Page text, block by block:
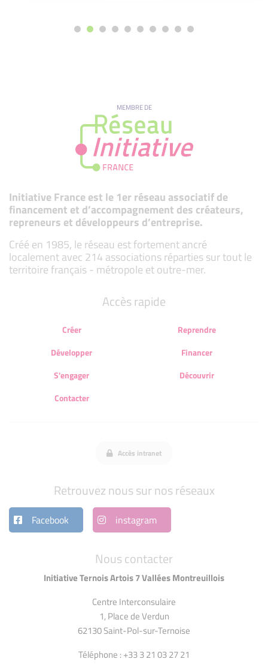
MEMBRE DE
Initiative France est le 1er réseau associatif de
financement et d’accompagnement des créateurs,
repreneurs et développeurs d’entreprise.
Créé en 1985, le réseau est fortement ancré
localement avec 214 associations réparties sur tout le
territoire français - métropole et outre-mer.
Nous contacter
Initiative Ternois Artois 7 Vallées Montreuillois
Centre Interconsulaire
1, Place de Verdun
62130 Saint-Pol-sur-Ternoise
Téléphone : +33 3 21 03 27 21
Accès rapide
Créer
Reprendre
Développer
Financer
S'engager
Découvrir
Contacter
Accès intranet
Retrouvez nous sur nos réseaux
Facebook instagram